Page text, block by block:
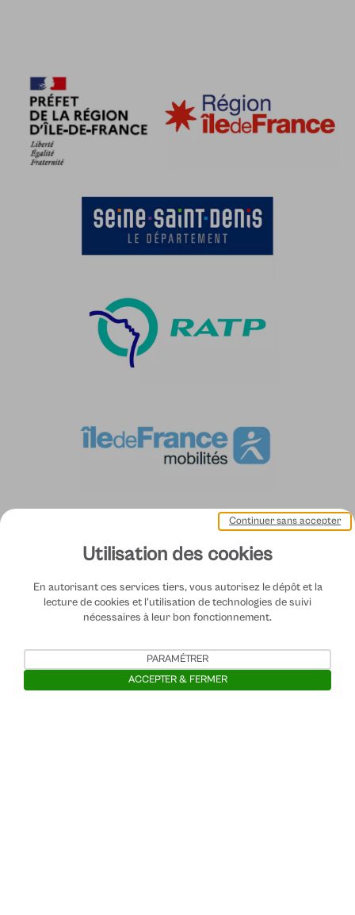
Utilisation des cookies
En autorisant ces services tiers, vous autorisez le dépôt et la
lecture de cookies et l'utilisation de technologies de suivi
nécessaires à leur bon fonctionnement.
Continuer sans accepter
PARAMÉTRER
ACCEPTER & FERMER